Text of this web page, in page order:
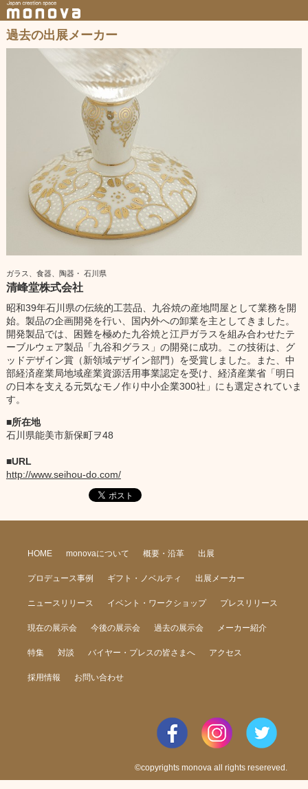
過去の出展メーカー
ガラス、食器、陶器・ 石川県
清峰堂株式会社
昭和39年石川県の伝統的工芸品、九谷焼の産地問屋として業務を開
始。製品の企画開発を行い、国内外への卸業を主としてきました。
開発製品では、困難を極めた九谷焼と江戸ガラスを組み合わせたテ
ーブルウェア製品「九谷和グラス」の開発に成功。この技術は、グ
ッドデザイン賞（新領域デザイン部門）を受賞しました。また、中
部経済産業局地域産業資源活用事業認定を受け、経済産業省「明日
の日本を支える元気なモノ作り中小企業300社」にも選定されていま
す。
所在地
石川県能美市新保町ヲ48
URL
http://www.seihou-do.com/
HOME monovaについて 概要・沿革 出展
プロデュース事例 ギフト・ノベルティ 出展メーカー
ニュースリリース イベント・ワークショップ プレスリリース
現在の展示会 今後の展示会 過去の展示会 メーカー紹介
特集 対談 バイヤー・プレスの皆さまへ アクセス
採用情報 お問い合わせ
©copyrights monova all rights resereved.